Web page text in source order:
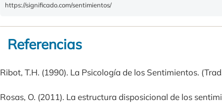
https://significado.com/sentimientos/
Referencias
Ribot, T.H. (1990). La Psicología de los Sentimientos.
Rosas, O. (2011). La estructura disposicional de los